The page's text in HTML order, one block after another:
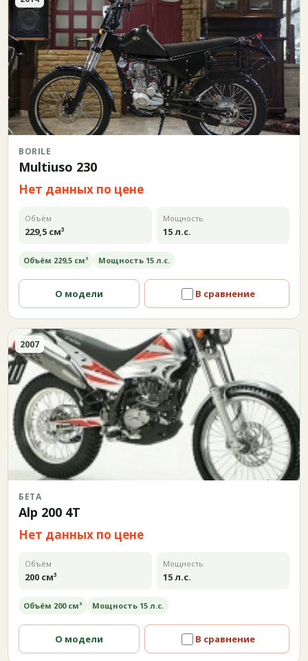
BORILE
Multiuso 230
Нет данных по цене
Объём
229,5 см³
Мощность
15 л.с.
Объём 229,5 см³ Мощность 15 л.с.
О модели В сравнение
2007
БЕТА
Alp 200 4T
Нет данных по цене
Объём
200 см³
Мощность
15 л.с.
Объём 200 см³ Мощность 15 л.с.
О модели В сравнение